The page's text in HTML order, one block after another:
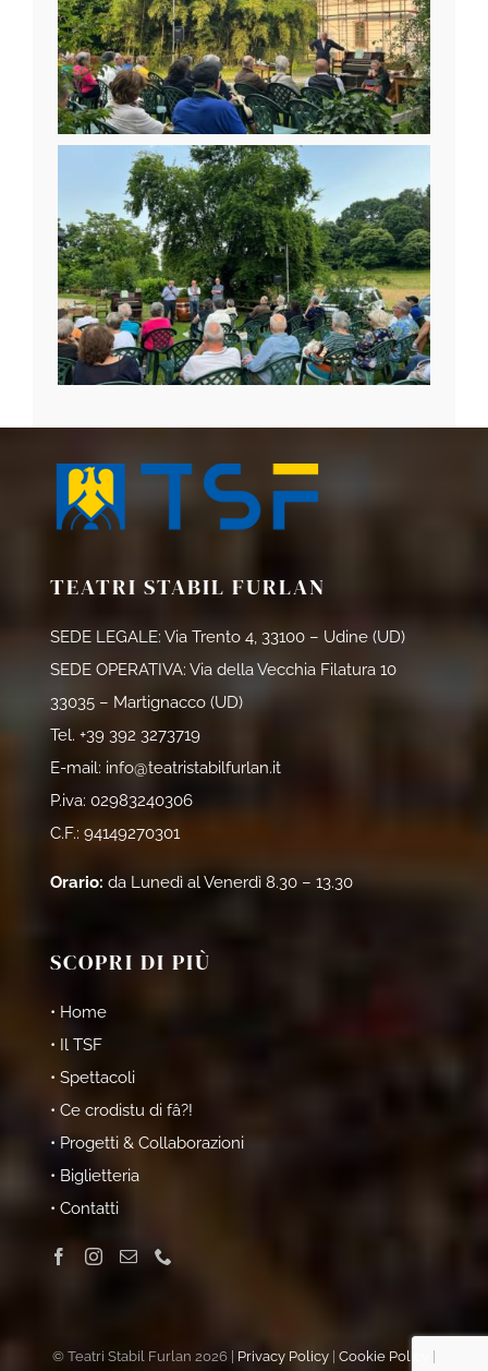
TEATRI STABIL FURLAN
SEDE LEGALE: Via Trento 4, 33100 – Udine (UD)
SEDE OPERATIVA: Via della Vecchia Filatura 10
33035 – Martignacco (UD)
Tel. +39 392 3273719
E-mail: info@teatristabilfurlan.it
P.iva: 02983240306
C.F.: 94149270301
Orario: da Lunedì al Venerdì 8.30 – 13.30
SCOPRI DI PIÙ
• Home
• Il TSF
• Spettacoli
• Ce crodistu di fâ?!
• Progetti & Collaborazioni
• Biglietteria
• Contatti
© Teatri Stabil Furlan 2026 | Privacy Policy| Cookie Policy